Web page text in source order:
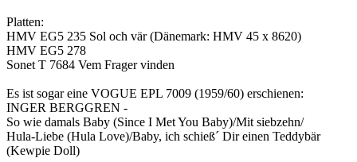
Platten:
HMV EG5 235 Sol och vär (Dänemark: HMV 45 x 8620)
HMV EG5 278
Sonet T 7684 Vem Frager vinden
Es ist sogar eine VOGUE EPL 7009 (1959/60) erschienen:
INGER BERGGREN -
So wie damals Baby (Since I Met You Baby)/Mit siebzehn/
Hula-Liebe (Hula Love)/Baby, ich schieß´ Dir einen Teddybär
(Kewpie Doll)